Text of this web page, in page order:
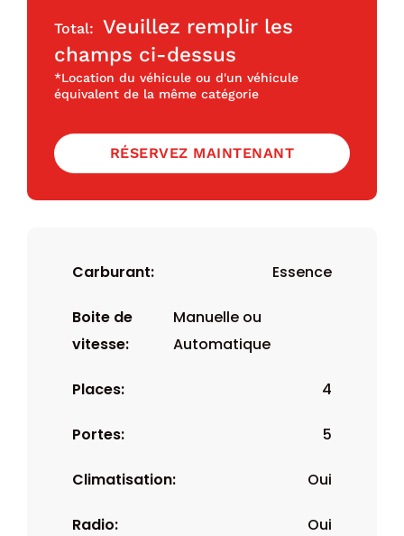
Carburant: Essence
Boite de
vitesse:
Manuelle ou
Automatique
Places: 4
Portes: 5
Climatisation: Oui
Radio: Oui
Total: Veuillez remplir les
champs ci-dessus
RÉSERVEZ MAINTENANT